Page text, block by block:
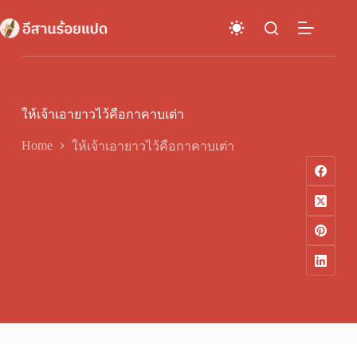
to
content
ให้เจ้าเอายาวไว้คือกาคาบเต่า
Home ให้เจ้าเอายาวไว้คือกาคาบเต่า